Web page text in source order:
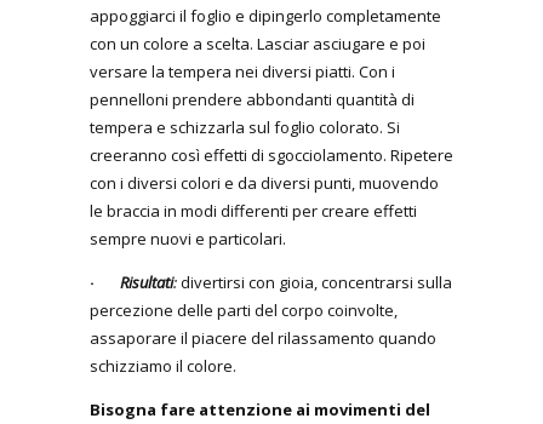
appoggiarci il foglio e dipingerlo completamente
con un colore a scelta. Lasciar asciugare e poi
versare la tempera nei diversi piatti. Con i
pennelloni prendere abbondanti quantità di
tempera e schizzarla sul foglio colorato. Si
creeranno così effetti di sgocciolamento. Ripetere
con i diversi colori e da diversi punti, muovendo
le braccia in modi differenti per creare effetti
sempre nuovi e particolari.
·
Risultati:divertirsi con gioia, concentrarsi sulla
percezione delle parti del corpo coinvolte,
assaporare il piacere del rilassamento quando
schizziamo il colore.
Bisogna fare attenzione ai movimenti del